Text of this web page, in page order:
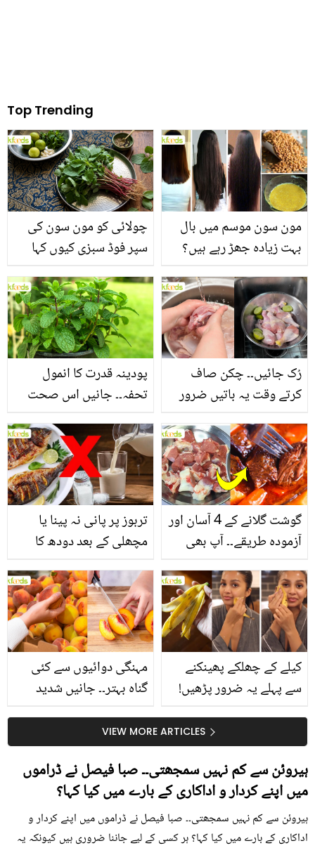
Top Trending
چولائی کو مون سون کی
سپر فوڈ سبزی کیوں کہا
منرلز اور اینٹی آکسیڈنٹس
سے بھرپور اس سبزی کے
فائدے
مون سون موسم میں بال
بہت زیادہ جھڑ رہے ہیں؟
بنانے کے چند قدرتی طریقے
پودینہ قدرت کا انمول
تحفہ۔۔ جانیں اس صحت
انگیز طبی فوائد
رُک جائیں۔۔ چکن صاف
کرتے وقت یہ باتیں ضرور
تربوز پر پانی نہ پینا یا
مچھلی کے بعد دودھ کا
سے متعلق غلط فہمیوں کی
حقیقت کیا ہے اور افواہ
کیا؟
گوشت گلانے کے 4 آسان اور
آزمودہ طریقے۔۔ آپ بھی
بتائے راز
مہنگی دوائیوں سے کئی
گناہ بہتر۔۔ جانیں شدید
کیوں کھانا چاہیے؟
کیلے کے چھلکے پھینکنے
سے پہلے یہ ضرور پڑھیں!
سستا اور قدرتی حلVIEW MORE ARTICLES
ہیروئن سے کم نہیں سمجھتی۔۔ صبا فیصل نے ڈراموں
میں اپنے کردار و اداکاری کے بارے میں کیا کہا؟
ہیروئن سے کم نہیں سمجھتی۔۔ صبا فیصل نے ڈراموں میں اپنے کردار و
اداکاری کے بارے میں کیا کہا؟ ہر کسی کے لیے جاننا ضروری ہیں کیونکہ یہ